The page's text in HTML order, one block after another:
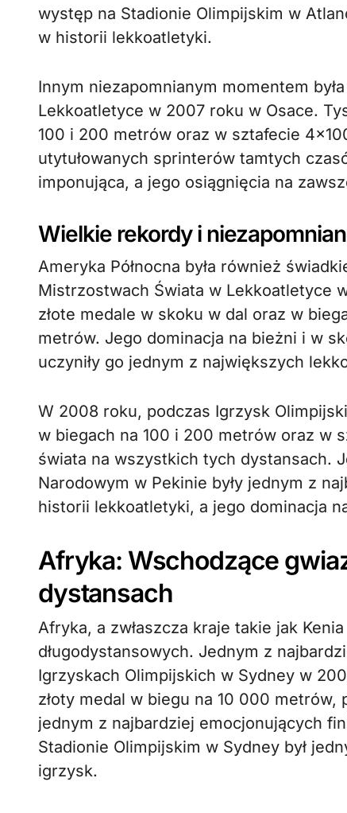
występ na Stadionie Olimpijskim w
w historii lekkoatletyki.
Innym niezapomnianym momentem
Lekkoatletyce w 2007 roku w Osace.
100 i 200 metrów oraz w sztafecie
utytułowanych sprinterów tamtych
imponująca, a jego osiągnięcia na
Wielkie rekordy i
Ameryka Północna była również
Mistrzostwach Świata w Lekkoatletyce
złote medale w skoku w dal oraz w
metrów. Jego dominacja na bieżni i w
uczyniły go jednym z największych
W 2008 roku, podczas Igrzysk
w biegach na 100 i 200 metrów oraz w
świata na wszystkich tych dystansach.
Narodowym w Pekinie były jednym z
historii lekkoatletyki, a jego dominacja
Afryka: Wschodzące
dystansach
Afryka, a zwłaszcza kraje takie jak
długodystansowych. Jednym z
Igrzyskach Olimpijskich w Sydney w
złoty medal w biegu na 10 000
jednym z najbardziej emocjonujących
Stadionie Olimpijskim w Sydney był
igrzysk.